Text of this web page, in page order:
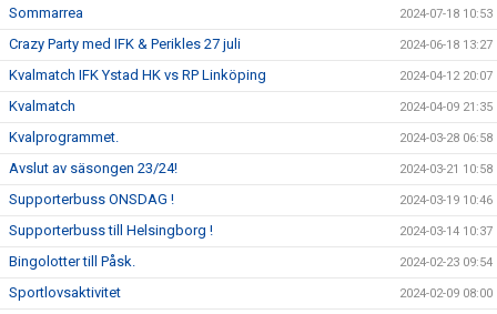
Sommarrea 2024-07-18 10:53
Crazy Party med IFK & Perikles 27 juli 2024-06-18 13:27
Kvalmatch IFK Ystad HK vs RP Linköping 2024-04-12 20:07
Kvalmatch 2024-04-09 21:35
Kvalprogrammet. 2024-03-28 06:58
Avslut av säsongen 23/24! 2024-03-21 10:58
Supporterbuss ONSDAG ! 2024-03-19 10:46
Supporterbuss till Helsingborg ! 2024-03-14 10:37
Bingolotter till Påsk. 2024-02-23 09:54
Sportlovsaktivitet 2024-02-09 08:00